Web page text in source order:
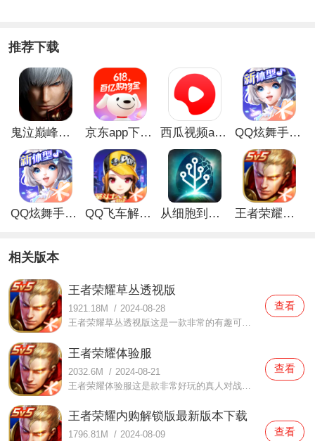
推荐下载
鬼泣巅峰之战最新破解版 京东app下载安装 西瓜视频app安卓版 QQ炫舞手游破解版
QQ炫舞手游解锁版 QQ飞车解锁版无限钻石最新版 从细胞到奇点手游 王者荣耀无限点券解锁版
相关版本
王者荣耀草丛透视版
1921.18M / 2024-08-28
王者荣耀草丛透视版这是一款非常的有趣可以给你很多精彩的战斗内容的手机游戏，在这可以感受到很多精彩的游戏互动个各种精彩有趣的战斗特效以及各种好玩的游戏模式，不仅可以为你带来很多好玩快乐的精彩战斗内容，还有很多有趣的角色语音，可以给你最好的体验，大家在这里
查看
王者荣耀体验服
2032.6M / 2024-08-21
王者荣耀体验服这是款非常好玩的真人对战的手机游戏，为你带来的是现在最好看最好的快乐内容，而且在这里还有很多的福利资源，可以让玩家们迅速的进入游戏的主要战斗内容，排位赛等你来战，而且作为国民最爱的手游之一，这个游戏可以为你带来的是现在最好的竞技内容，而且
查看
王者荣耀内购解锁版最新版本下载
1796.81M / 2024-08-09
查看